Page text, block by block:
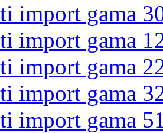
import gama
import gama
import gama
import gama
import gama